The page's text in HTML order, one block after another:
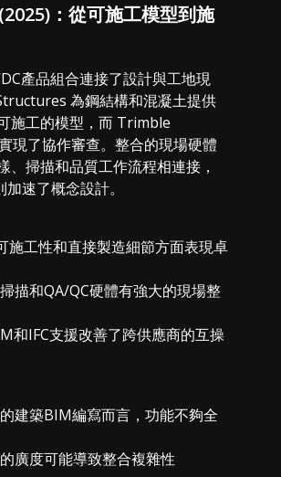
：從可施工模型到施
產品組合連接了設計與工地現
為鋼結構和混凝土提供
施工的模型，而 Trimble
現了協作審查。整合的現場硬體
、掃描和品質工作流程相連接，
速了概念設計。
施工性和直接製造細節方面表現卓
描和QA/QC硬體有強大的現場整
和IFC支援改善了跨供應商的互操
建築BIM編寫而言，功能不夠全
廣度可能導致整合複雜性